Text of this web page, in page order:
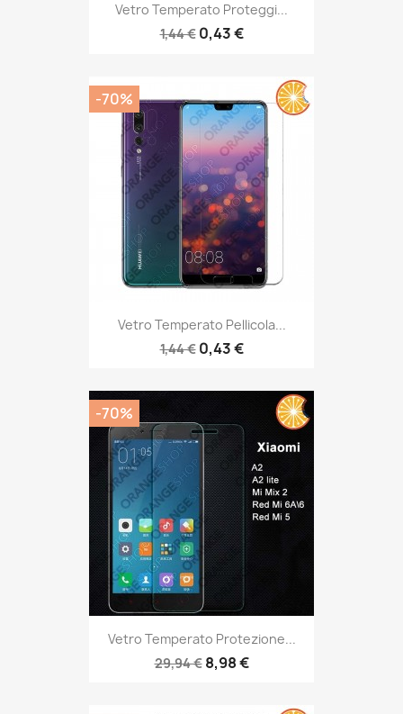
Vetro Temperato Proteggi...
1,44 € 0,43 €
Vetro Temperato Pellicola...
1,44 € 0,43 €
-70%
Vetro Temperato Protezione...
29,94 € 8,98 €
-70%